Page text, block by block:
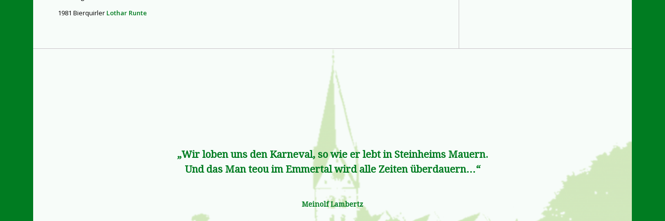
1981 Bierquirler Lothar Runte
„Wir loben uns den Karneval, so wie er lebt in Steinheims Mauern.
Und das Man teou im Emmertal wird alle Zeiten überdauern…“
Meinolf Lambertz